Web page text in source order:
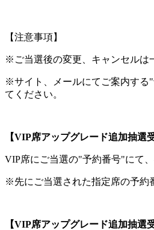
【注意事項】
※ご当選後の変更、キャンセルは
※サイト、メールにてご案内する
てください。
【VIP席アップグレード追加抽選
VIP席にご当選の"予約番号"にて
※先にご当選された指定席の予約
【VIP席アップグレード追加抽選